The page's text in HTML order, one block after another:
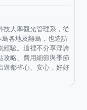
技大學觀光管理系，從
各地及離島，也造訪
經驗。這裡不分享浮誇
攻略、費用細節與季節
遊都省心、安心，好好